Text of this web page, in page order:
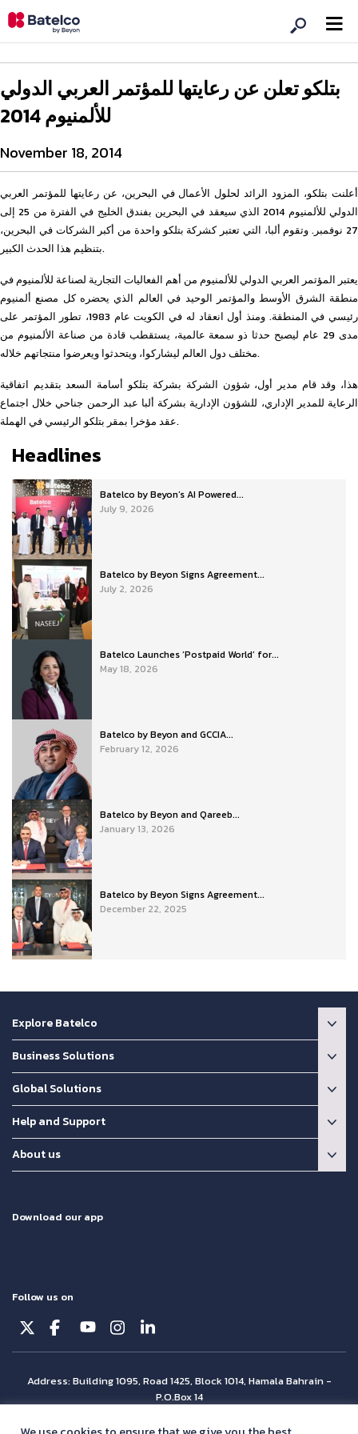
بتلكو تعلن عن رعايتها للمؤتمر العربي الدولي
للألمنيوم 2014
November 18, 2014
أعلنت بتلكو، المزود الرائد لحلول الأعمال في البحرين، عن رعايتها للمؤتمر العربي
الدولي للألمنيوم 2014 الذي سيعقد في البحرين بفندق الخليج في الفترة من 25 إلى
27 نوفمبر. وتقوم ألبا، التي تعتبر كشركة بتلكو واحدة من أكبر الشركات في البحرين،
بتنظيم هذا الحدث الكبير.
يعتبر المؤتمر العربي الدولي للألمنيوم من أهم الفعاليات التجارية لصناعة للألمنيوم في
منطقة الشرق الأوسط والمؤتمر الوحيد في العالم الذي يحضره كل مصنع ألمنيوم
رئيسي في المنطقة. ومنذ أول انعقاد له في الكويت عام 1983، تطور المؤتمر على
مدى 29 عام ليصبح حدثا ذو سمعة عالمية، يستقطب قادة من صناعة الألمنيوم من
مختلف دول العالم ليشاركوا، ويتحدثوا ويعرضوا منتجاتهم خلاله.
هذا، وقد قام مدير أول، شؤون الشركة بشركة بتلكو أسامة السعد بتقديم اتفاقية
الرعاية للمدير الإداري، للشؤون الإدارية بشركة ألبا عبد الرحمن جناحي خلال اجتماع
عقد مؤخرا بمقر بتلكو الرئيسي في الهملة.
Headlines
Batelco by Beyon’s AI Powered...
July 9, 2026
Batelco by Beyon Signs Agreement...
July 2, 2026
Batelco Launches ‘Postpaid World’ for...
May 18, 2026
Batelco by Beyon and GCCIA...
February 12, 2026
Batelco by Beyon and Qareeb...
January 13, 2026
Batelco by Beyon Signs Agreement...
December 22, 2025
Explore Batelco
Business Solutions
Global Solutions
Help and Support
About us
Download our app
Follow us on
Address: Building 1095, Road 1425, Block 1014, Hamala Bahrain -
P.O.Box 14
© Batelco 2026 is part of the Beyon Group. All rights reserved.